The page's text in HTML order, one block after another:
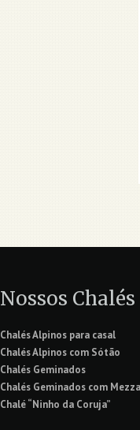
Nossos Chalés
Chalés Alpinos para casal
Chalés Alpinos com Sótão
Chalés Geminados
Chalés Geminados com
Chalé “Ninho da Coruja”